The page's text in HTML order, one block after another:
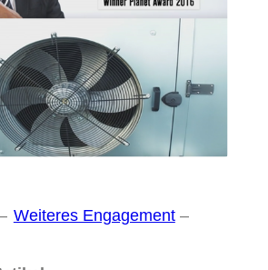
Weiteres Engagement–